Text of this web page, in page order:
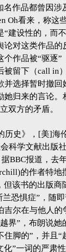
名作品都曾因
Oh看来，称这
“建设性的，而
论对这类作品的
个作品被“驱逐”
被留下（call in
并选择暂时撤回
她归来的言论。
双方的矛盾。
历史》，[美]海
科学文献出版社
BBC报道，去
的作者特地
但该书的出版商
恐惧症”，随
吉尔在与他人的
界”，布朗说她
住脚的”，并且“
化”一词的严肃